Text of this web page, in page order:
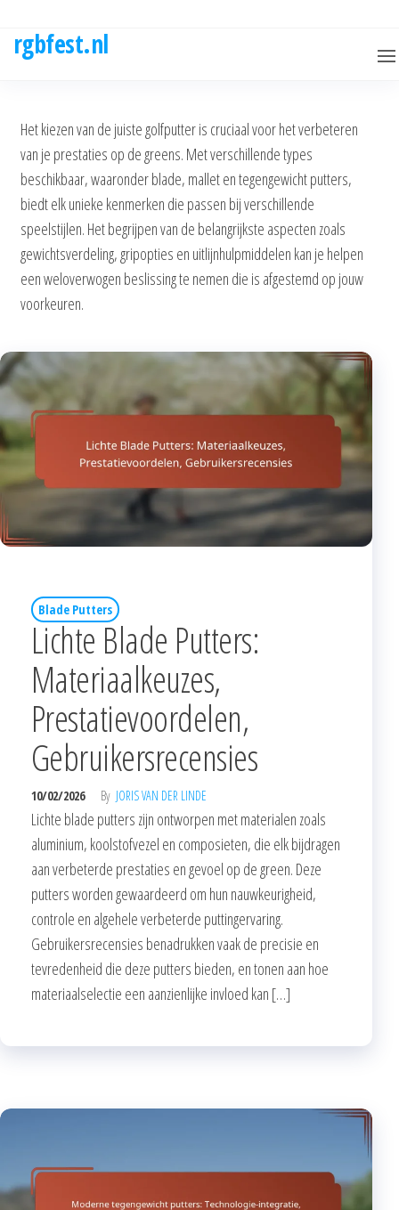
rgbfest.nl
Het kiezen van de juiste golfputter is cruciaal voor het verbeteren
van je prestaties op de greens. Met verschillende types
beschikbaar, waaronder blade, mallet en tegengewicht putters,
biedt elk unieke kenmerken die passen bij verschillende
speelstijlen. Het begrijpen van de belangrijkste aspecten zoals
gewichtsverdeling, gripopties en uitlijnhulpmiddelen kan je helpen
een weloverwogen beslissing te nemen die is afgestemd op jouw
voorkeuren.
Blade Putters
Lichte Blade Putters:
Materiaalkeuzes,
Prestatievoordelen,
Gebruikersrecensies
10/02/2026 By JORIS VAN DER LINDE
Lichte blade putters zijn ontworpen met materialen zoals
aluminium, koolstofvezel en composieten, die elk bijdragen
aan verbeterde prestaties en gevoel op de green. Deze
putters worden gewaardeerd om hun nauwkeurigheid,
controle en algehele verbeterde puttingervaring.
Gebruikersrecensies benadrukken vaak de precisie en
tevredenheid die deze putters bieden, en tonen aan hoe
materiaalselectie een aanzienlijke invloed kan […]